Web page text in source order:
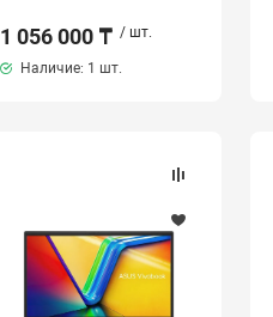
1 056 000 ₸ / шт.
Наличие: 1 шт.